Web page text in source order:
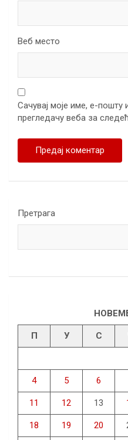
Веб место
Сачувај моје име, е-
прегледачу веба за
Претрага
П У С
4 5 6
11 12 13
18 19 20